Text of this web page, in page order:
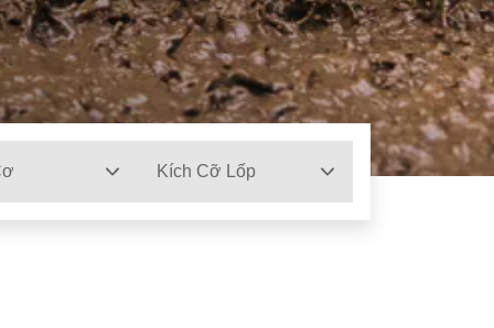
Kích Cỡ Lốp